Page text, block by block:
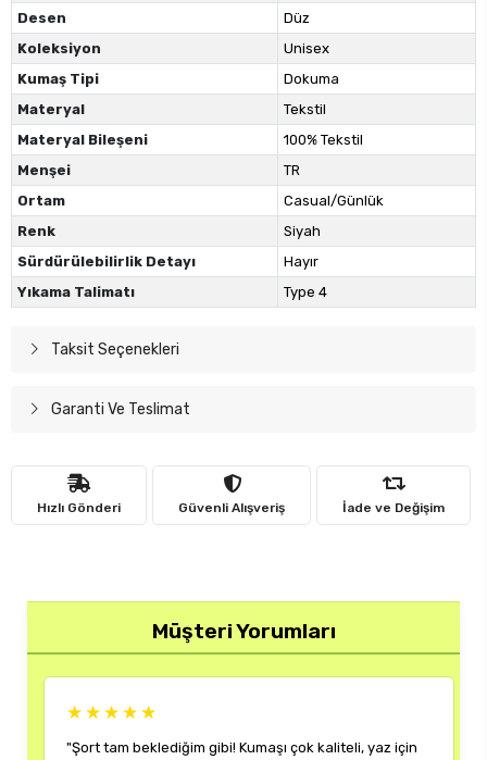
Desen
Düz
Koleksiyon
Unisex
Kumaş Tipi
Dokuma
Materyal
Tekstil
Materyal Bileşeni
100% Tekstil
Menşei
TR
Ortam
Casual/Günlük
Renk
Siyah
Sürdürülebilirlik Detayı
Hayır
Yıkama Talimatı
Type 4
Taksit Seçenekleri
Garanti Ve Teslimat
Hızlı Gönderi Güvenli Alışveriş İade ve Değişim
Müşteri Yorumları
tam beklediğim gibi! Kumaşı çok kaliteli, yaz için
"Rengi ve